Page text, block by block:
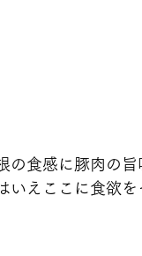
の食感に豚肉の
いえここに食欲